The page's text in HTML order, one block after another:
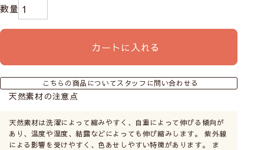
カーテンレール付け
専用の金具でカーテンレー
ルに取付けます。製品幅は
レールの幅から左右2cmず
つマイナスです。カーテン
レールの耐重量に注意して
カートに入れる
こちらの商品についてスタッフに問い合わせる
天然素材の注意点
天然素材は洗濯によって縮みやすく、自重によって伸びる傾向が
あり、温度や湿度、結露などによっても伸び縮みします。 紫外線
による影響を受けやすく、色あせしやすい特徴があります。 ま